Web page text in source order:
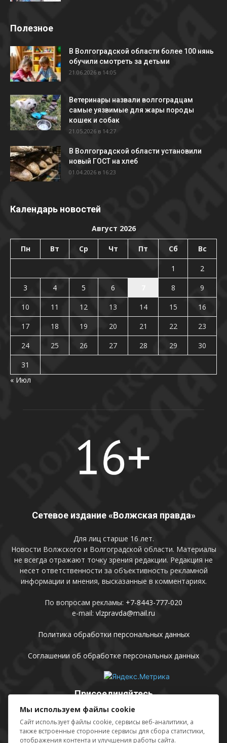
Полезное
В Волгоградской области более 100 нянь
обучили смотреть за детьми
21.06.2026 в 14:05
Ветеринары назвали волгоградцам
самые уязвимые для жары породы
кошек и собак
21.05.2026 в 14:27
В Волгоградской области установили
новый ГОСТ на хлеб
01.04.2026 в 16:23
Календарь новостей
Август 2026
Пн Вт Ср Чт Пт Сб Вс
1
2
3
4 5 6 8
9
10
11 12 13 14 15
16
17
18 19 20 21 22
23
24
25 26 27 28 29
30
31
« Июл
Сетевое издание «Волжская правда»
Для лиц старше 16 лет.
Новости Волжского и Волгоградской области. Материалы
не всегда отражают точку зрения редакции. Редакция не
несет ответственности за объективность рекламной
информации и мнения, высказанные в комментариях.
По вопросам рекламы: +7-8443-777-020
e-mail: vlzpravda@mail.ru
Политика обработки персональных данных
Соглашении об обработке персональных данных
Присоединяйтесь
Мы используем файлы cookie
Сайт использует файлы cookie, сервисы веб-аналитики, а
также встроенные сторонние сервисы для сбора статистики,
отображения контента и улучшения работы сайта.